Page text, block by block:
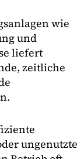
wie
und
liefert
zeitliche
ungenutzte